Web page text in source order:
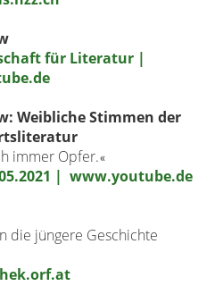
für Literatur |
Weibliche Stimmen der
immer Opfer.«
| www.youtube.de
die jüngere Geschichte